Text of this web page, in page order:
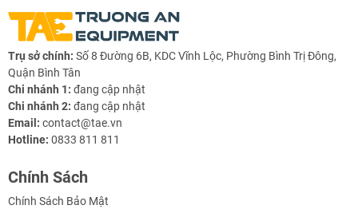
Trụ sở chính: Số 8 Đường 6B, KDC Vĩnh Lộc, Phường Bình Trị Đông,
Quận Bình Tân
Chi nhánh 1: đang cập nhật
Chi nhánh 2: đang cập nhật
Email: contact@tae.vn
Hotline: 0833 811 811
Chính Sách
Chính Sách Bảo Mật